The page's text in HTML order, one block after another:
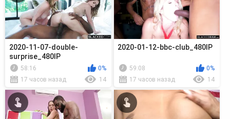
2020-11-07-double-
surprise_480lP
58:16
0%
17 часов назад
14
2020-01-12-bbc-club_480lP
59:08
0%
17 часов назад
14